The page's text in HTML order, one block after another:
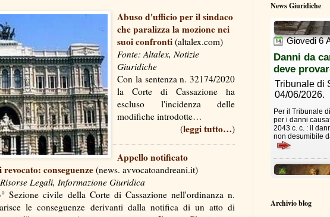
Abuso d'ufficio per il sindaco
che paralizza la mozione nei
suoi confronti (altalex.com)
Fonte: Altalex, Notizie
Giuridiche
Con la sentenza n. 32174/2020
la Corte di Cassazione ha
escluso l'incidenza delle
modifiche introdotte…
(leggi tutto…)
Appello notificato
conseguenze (news. avvocatoandreani.it)
Legali, Informazione Giuridica
Sezione civile della Corte di Cassazione nell'ordinanza n.
le conseguenze derivanti dalla notifica di un atto di
News Giuridiche
Archivio blog